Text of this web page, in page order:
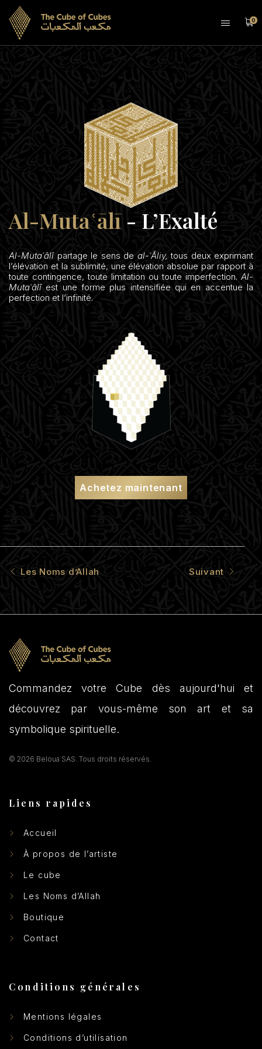
0
Al-Mutaʿālī- L’Exalté
Al-Mutaʿâlîpartage le sens de al-ʿÂliy, tous deux exprimant
l’élévation et la sublimité, une élévation absolue par rapport à
toute contingence, toute limitation ou toute imperfection. Al-
Mutaʿâlîest une forme plus intensifiée qui en accentue la
perfection et l’infinité.
Achetez maintenant
Les Noms d’Allah Suivant
Commandez votre Cube dès aujourd'hui et
découvrez par vous-même son art et sa
symbolique spirituelle.
© 2026 Beloua SAS. Tous droits réservés.
Liens rapides
Accueil
À propos de l’artiste
Le cube
Les Noms d’Allah
Boutique
Contact
Conditions générales
Mentions légales
Conditions d’utilisation